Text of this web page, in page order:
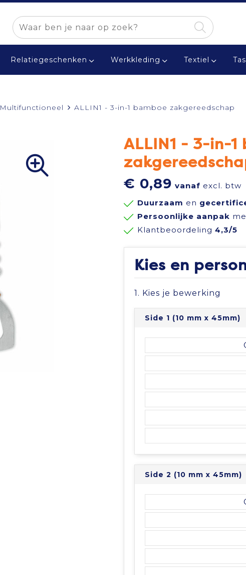
Relatiegeschenken Werkkleding Textiel
Multifunctioneel ALLIN1 - 3-in-1 bamboe zakgereedschap
ALLIN1 - 3-in-1
€ 0,89 vanaf excl. btw
Duurzaam en
Persoonlijke aanpak
Klantbeoordeling 4,3/5
Kies en
1. Kies je bewerking
Side 1 (10 mm x 45mm)
Side 2 (10 mm x 45mm)